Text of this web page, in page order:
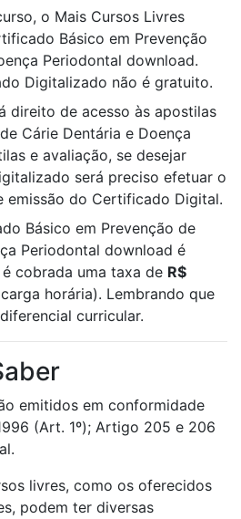
o Mais Cursos Livres
Básico em Prevenção
Periodontal download.
Digitalizado não é gratuito.
direito de acesso às apostilas
Cárie Dentária e Doença
e avaliação, se desejar
será preciso efetuar o
emissão do Certificado Digital.
Básico em Prevenção de
Periodontal download é
cobrada uma taxa de R$
horária). Lembrando que
curricular.
emitidos em conformidade
(Art. 1º); Artigo 205 e 206
livres, como os oferecidos
podem ter diversas